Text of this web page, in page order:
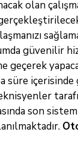
olan
güvenilir
geçerek
süre içerisinde
son